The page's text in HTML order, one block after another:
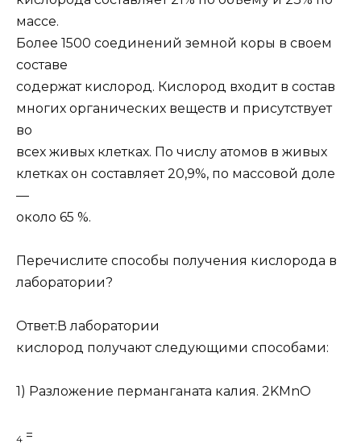
массе.
Более 1500 соединений земной коры в своем
составе
содержат кислород. Кислород входит в состав
многих органических веществ и присутствует
во
всех живых клетках. По числу атомов в живых
клетках он составляет 20,9%, по массовой доле
—
около 65 %.
Перечислите способы получения кислорода в
лаборатории?
Ответ: В лаборатории
кислород получают следующими способами:
1) Разложение перманганата калия. 2KMnO
4 =